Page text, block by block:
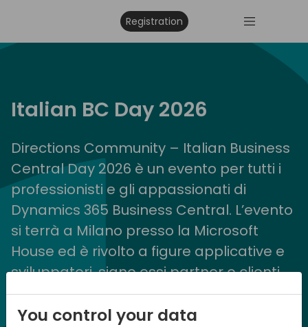
Registration
Italian BC Day 2026
Directions Community – Italian Business
Central Day 2026 è un evento per tutti i
professionisti e gli appassionati di
Dynamics 365 Business Central. L’evento
si terrà a Milano presso la Microsoft
House ed è rivolto a figure applicative e
sviluppatori, siano essi partner o clienti
finali. Preparatevi a vivere una intera
giornata ricca di informazioni, con
You control your data